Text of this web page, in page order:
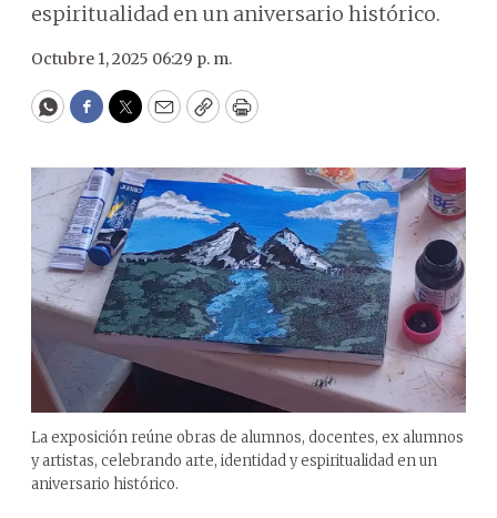
espiritualidad en un aniversario histórico.
Octubre 1, 2025 06:29 p. m.
WhatsApp
Facebook
Twitter
EmailCopyPrint
La exposición reúne obras de alumnos, docentes, ex alumnos
y artistas, celebrando arte, identidad y espiritualidad en un
aniversario histórico.